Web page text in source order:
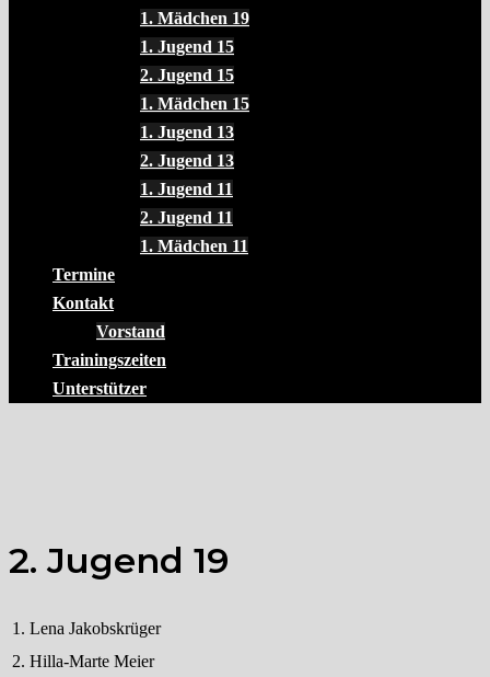
1. Mädchen 19
1. Jugend 15
2. Jugend 15
1. Mädchen 15
1. Jugend 13
2. Jugend 13
1. Jugend 11
2. Jugend 11
1. Mädchen 11
Termine
Kontakt
Vorstand
Trainingszeiten
Unterstützer
2. Jugend 19
1. Lena Jakobskrüger
2. Hilla-Marte Meier